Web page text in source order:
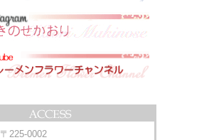
〒225-0002